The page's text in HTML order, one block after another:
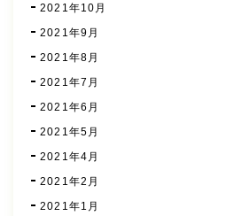
2021年10月
2021年9月
2021年8月
2021年7月
2021年6月
2021年5月
2021年4月
2021年2月
2021年1月